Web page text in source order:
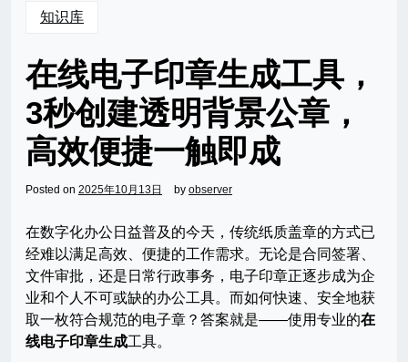
知识库
在线电子印章生成工具，
3秒创建透明背景公章，
高效便捷一触即成
Posted on 2025年10月13日 by observer
在数字化办公日益普及的今天，传统纸质盖章的方式已
经难以满足高效、便捷的工作需求。无论是合同签署、
文件审批，还是日常行政事务，电子印章正逐步成为企
业和个人不可或缺的办公工具。而如何快速、安全地获
取一枚符合规范的电子章？答案就是——使用专业的在
线电子印章生成工具。